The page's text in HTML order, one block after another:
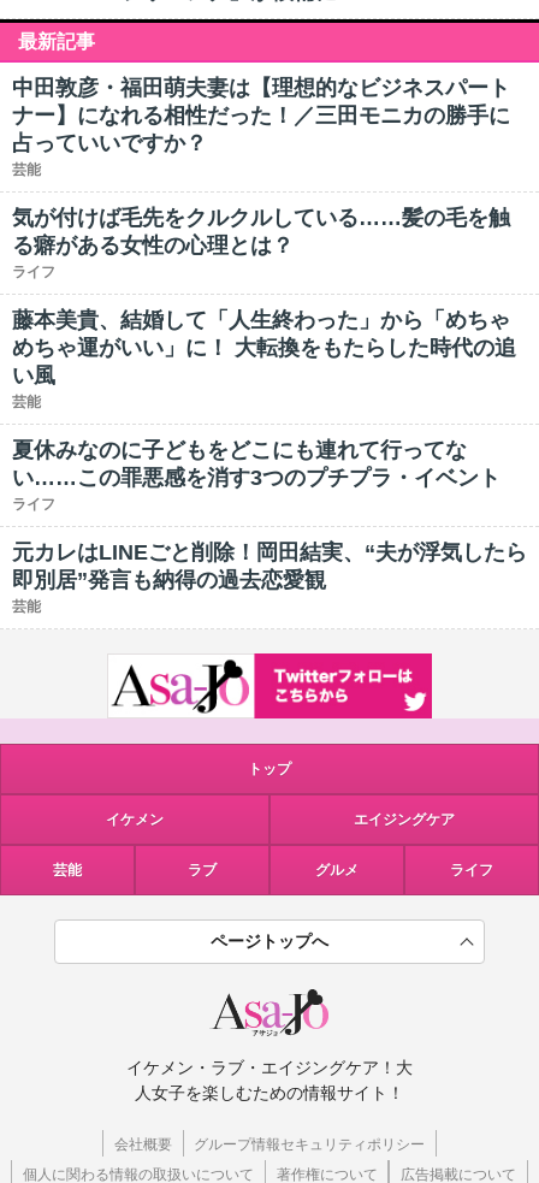
最新記事
中田敦彦・福田萌夫妻は【理想的なビジネスパート
ナー】になれる相性だった！／三田モニカの勝手に
占っていいですか？
芸能
気が付けば毛先をクルクルしている……髪の毛を触
る癖がある女性の心理とは？
ライフ
藤本美貴、結婚して「人生終わった」から「めちゃ
めちゃ運がいい」に！ 大転換をもたらした時代の追
い風
芸能
夏休みなのに子どもをどこにも連れて行ってな
い……この罪悪感を消す3つのプチプラ・イベント
ライフ
元カレはLINEごと削除！岡田結実、“夫が浮気したら
即別居”発言も納得の過去恋愛観
芸能
トップ
イケメン エイジングケア
芸能 ラブ グルメ ライフ
ページトップへ
イケメン・ラブ・エイジングケア！大
人女子を楽しむための情報サイト！
会社概要
グループ情報セキュリティポリシー
個人に関わる情報の取扱いについて
著作権について 広告掲載について